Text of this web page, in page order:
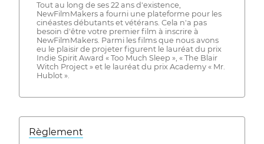
Tout au long de ses 22 ans d'existence,
NewFilmMakers a fourni une plateforme pour les
cinéastes débutants et vétérans. Cela n'a pas
besoin d'être votre premier film à inscrire à
NewFilmMakers. Parmi les films que nous avons
eu le plaisir de projeter figurent le lauréat du prix
Indie Spirit Award « Too Much Sleep », « The Blair
Witch Project » et le lauréat du prix Academy « Mr.
Hublot ».
Règlement